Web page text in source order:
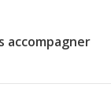
accompagner